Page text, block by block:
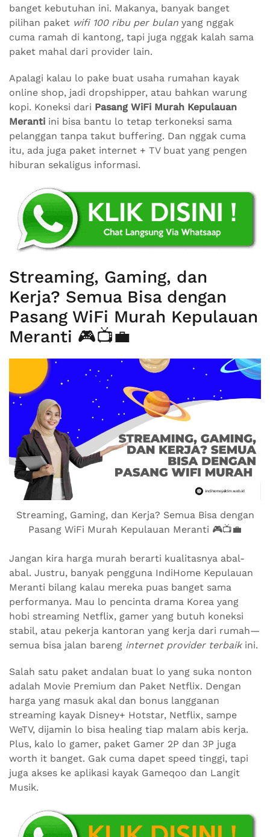
banget kebutuhan ini. Makanya, banyak banget
pilihan paket wifi 100 ribu per bulan yang nggak
cuma ramah di kantong, tapi juga nggak kalah sama
paket mahal dari provider lain.
Apalagi kalau lo pake buat usaha rumahan kayak
online shop, jadi dropshipper, atau bahkan warung
kopi. Koneksi dari Pasang WiFi Murah Kepulauan
Meranti ini bisa bantu lo tetap terkoneksi sama
pelanggan tanpa takut buffering. Dan nggak cuma
itu, ada juga paket internet + TV buat yang pengen
hiburan sekaligus informasi.
Streaming, Gaming, dan
Kerja? Semua Bisa dengan
Pasang WiFi Murah Kepulauan
Meranti 🎮📺💼
Streaming, Gaming, dan Kerja? Semua Bisa dengan
Pasang WiFi Murah Kepulauan Meranti 🎮📺💼
Jangan kira harga murah berarti kualitasnya abal-
abal. Justru, banyak pengguna IndiHome Kepulauan
Meranti bilang kalau mereka puas banget sama
performanya. Mau lo pencinta drama Korea yang
hobi streaming Netflix, gamer yang butuh koneksi
stabil, atau pekerja kantoran yang kerja dari rumah—
semua bisa jalan bareng internet provider terbaikini.
Salah satu paket andalan buat lo yang suka nonton
adalah Movie Premium dan Paket Netflix. Dengan
harga yang masuk akal dan bonus langganan
streaming kayak Disney+ Hotstar, Netflix, sampe
WeTV, dijamin lo bisa healing tiap malam abis kerja.
Plus, kalo lo gamer, paket Gamer 2P dan 3P juga
worth it banget. Gak cuma dapet speed tinggi, tapi
juga akses ke aplikasi kayak Gameqoo dan Langit
Musik.